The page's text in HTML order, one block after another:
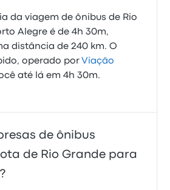
da viagem de ônibus de Rio
Alegre é de 4h 30m,
distância de 240 km. O
operado por Viação
até lá em 4h 30m.
de ônibus
de Rio Grande para